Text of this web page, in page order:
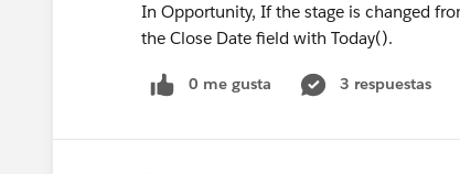
In Opportunity, If the stage is changed
the Close Date field with Today().
0 me gusta 3 respuestas